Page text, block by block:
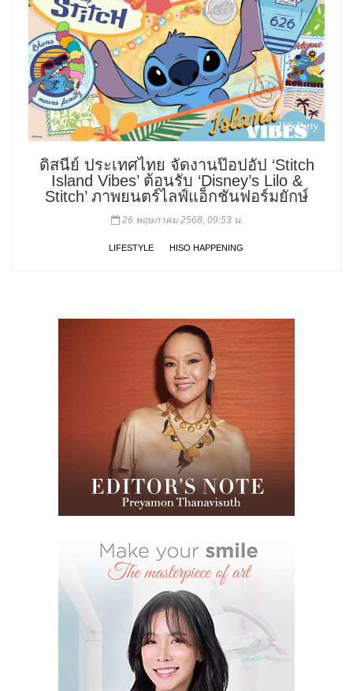
ดิสนีย์ ประเทศไทย จัดงานป๊อปอัป ‘Stitch
Island Vibes’ ต้อนรับ ‘Disney’s Lilo &
Stitch’ ภาพยนตร์ไลฟ์แอ็กชันฟอร์มยักษ์
26 พฤษภาคม 2568, 09:53 น.
LIFESTYLE HISO HAPPENING